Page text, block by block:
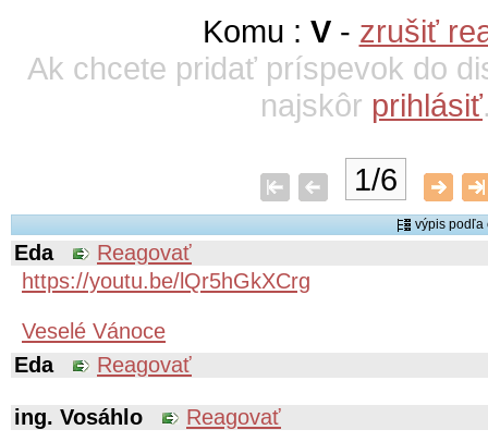
Komu : V- zrušiť
Ak chcete pridať príspevok do
najskôr prihlásiť
1/6
výpis
Eda
Reagovať
https://youtu.be/lQr5hGkXCrg
Veselé Vánoce
Eda
Reagovať
ing. Vosáhlo Reagovať